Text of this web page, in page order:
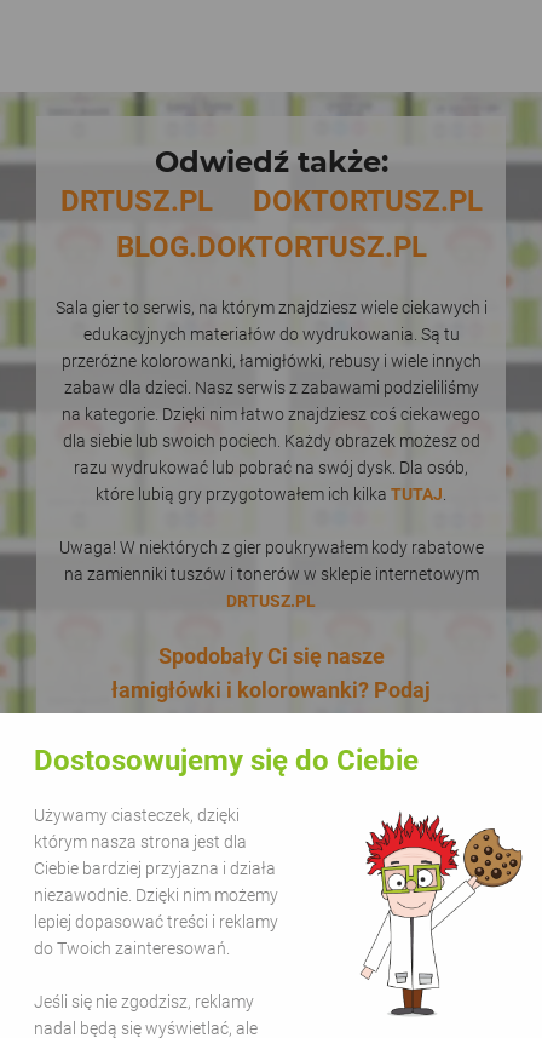
Dostosowujemy się do Ciebie
Używamy ciasteczek, dzięki
którym nasza strona jest dla
Ciebie bardziej przyjazna i działa
niezawodnie. Dzięki nim możemy
lepiej dopasować treści i reklamy
do Twoich zainteresowań.
Jeśli się nie zgodzisz, reklamy
nadal będą się wyświetlać, ale
Odwiedź także:
DRTUSZ.PL
DOKTORTUSZ.PL
BLOG.DOKTORTUSZ.PL
Sala gier to serwis, na którym znajdziesz wiele ciekawych i
edukacyjnych materiałów do wydrukowania. Są tu
przeróżne kolorowanki, łamigłówki, rebusy i wiele innych
zabaw dla dzieci. Nasz serwis z zabawami podzieliliśmy
na kategorie. Dzięki nim łatwo znajdziesz coś ciekawego
dla siebie lub swoich pociech. Każdy obrazek możesz od
razu wydrukować lub pobrać na swój dysk. Dla osób,
które lubią gry przygotowałem ich kilka TUTAJ
Uwaga! W niektórych z gier poukrywałem kody rabatowe
na zamienniki tuszów i tonerów w sklepie internetowym
DRTUSZ.PL
Spodobały Ci się nasze
łamigłówki i kolorowanki? Podaj
darmo! Udostępnianie naszych
edukacyjnych jest bezpłatne.
Wystarczy, że zamieścisz na
swojej stronie lub kanale
informację, że pochodzą one z
serwisu Sala Gier i dodasz link
www.salagier.pl . Kolorową zabawą
warto się dzielić!